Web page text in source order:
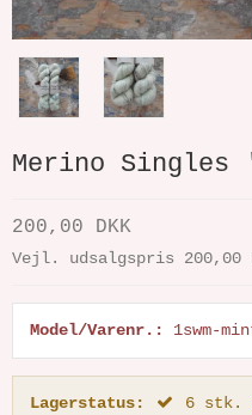
Merino Singles
200,00 DKK
Vejl. udsalgspris 200,00
Model/Varenr.: 1swm-
Lagerstatus: 6 stk.